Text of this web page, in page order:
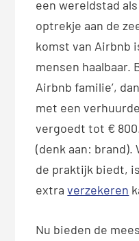
een wereldstad
optrekje aan de
komst van Airbnb
mensen haalbaar.
Airbnb familie’,
met een
vergoedt tot €
(denk aan: brand).
de praktijk biedt,
extraverzekeren
Nu bieden de